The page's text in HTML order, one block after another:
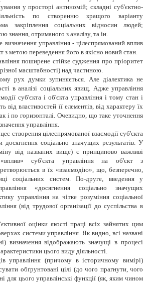
у просторі антиномій; складні суб'єктно-
по створенню кращого варіанту
закріплення соціальних відносин людей;
знання, отриманого з аналізу, та ін.
управління - цілеспрямований вплив
з метою переведення його в якісно новий стан.
поширене стійке судження про пріоритет
масштабності) над частиною.
рух думки зупиняється. Але діалектика не
в аналізі соціальних явищ. Адже управління
суб'єкта і об'єкта управління і тому стан і
від властивостей її елементів, від характеру їх
і по горизонталі. Очевидно, що таке уточнення
управління.
створення цілеспрямованої взаємодії суб'єкта
досягнення соціально значущих результатів. У
від названих вище) є принципово важливі
суб'єкта управління на об'єкт з
в їх «взаємодію», що, безперечно,
соціальних систем. По-друге, введення у
«досягнення соціально значущих
управління на чітке розуміння соціальної
(від трудової організації до суспільства в
оцінки якості праці всіх зайнятих цим
системи управління. Як видно, всі названі
визначення відображають значущі в процесі
цього виду діяльності.
управління (причому в історичному вимірі)
обґрунтовані цілі (до чого прагнути, чого
для цього управлінські функції (як, яким чином